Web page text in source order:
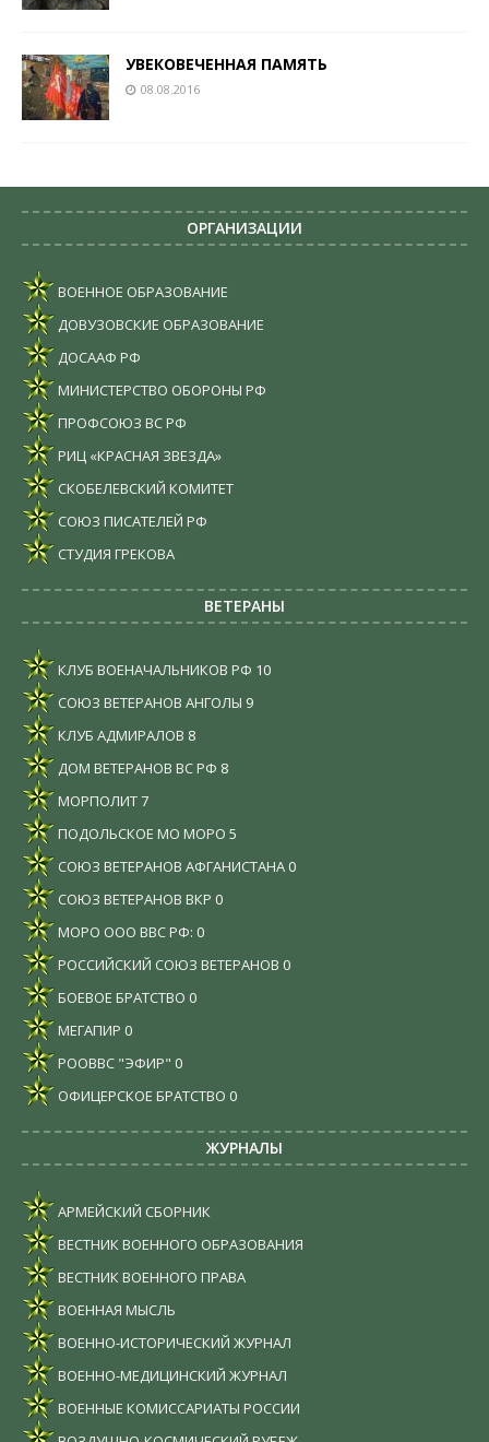
УВЕКОВЕЧЕННАЯ ПАМЯТЬ
08.08.2016
ОРГАНИЗАЦИИ
ВОЕННОЕ ОБРАЗОВАНИЕ
ДОВУЗОВСКИЕ ОБРАЗОВАНИЕ
ДОСААФ РФ
МИНИСТЕРСТВО ОБОРОНЫ РФ
ПРОФСОЮЗ ВС РФ
РИЦ «КРАСНАЯ ЗВЕЗДА»
СКОБЕЛЕВСКИЙ КОМИТЕТ
СОЮЗ ПИСАТЕЛЕЙ РФ
СТУДИЯ ГРЕКОВА
ВЕТЕРАНЫ
КЛУБ ВОЕНАЧАЛЬНИКОВ РФ 10
СОЮЗ ВЕТЕРАНОВ АНГОЛЫ 9
КЛУБ АДМИРАЛОВ 8
ДОМ ВЕТЕРАНОВ ВС РФ 8
МОРПОЛИТ7
ПОДОЛЬСКОЕ МО МОРО 5
СОЮЗ ВЕТЕРАНОВ АФГАНИСТАНА 0
СОЮЗ ВЕТЕРАНОВ ВКР 0
МОРО ООО ВВС РФ: 0
РОССИЙСКИЙ СОЮЗ ВЕТЕРАНОВ 0
БОЕВОЕ БРАТСТВО 0
МЕГАПИР 0
РООВВС "ЭФИР" 0
ОФИЦЕРСКОЕ БРАТСТВО 0
ЖУРНАЛЫ
АРМЕЙСКИЙ СБОРНИК
ВЕСТНИК ВОЕННОГО ОБРАЗОВАНИЯ
ВЕСТНИК ВОЕННОГО ПРАВА
ВОЕННАЯ МЫСЛЬ
ВОЕННО-ИСТОРИЧЕСКИЙ ЖУРНАЛ
ВОЕННО-МЕДИЦИНСКИЙ ЖУРНАЛ
ВОЕННЫЕ КОМИССАРИАТЫ РОССИИ